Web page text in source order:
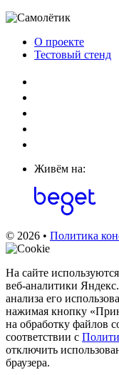
О проекте
Тестовый стенд
Живём на:
© 2026 • Политика
На сайте
веб‑аналитики
анализа его
нажимая кнопку
на обработку файлов
соответствии с
отключить
браузера.